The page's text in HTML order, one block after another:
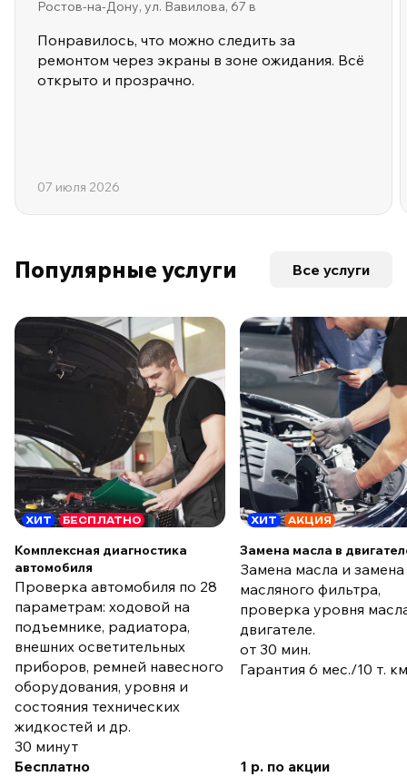
Ростов-на-Дону, ул. Вавилова, 67 в
Понравилось, что можно следить за
ремонтом через экраны в зоне ожидания. Всё
открыто и прозрачно.
07 июля 2026
Популярные услуги Все услуги
ХИТ БЕСПЛАТНО
Комплексная диагностика
автомобиля
Проверка автомобиля по 28
параметрам: ходовой на
подъемнике, радиатора,
внешних осветительных
приборов, ремней навесного
оборудования, уровня и
состояния технических
жидкостей и др.
30 минут
Бесплатно
ХИТ АКЦИЯ
Замена масла в
Замена масла и замена
масляного фильтра,
проверка уровня
двигателе.
от 30 мин.
Гарантия 6 мес./10 т.
1 р. по акции